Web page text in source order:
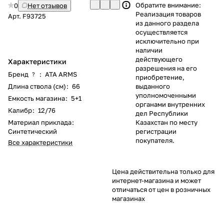
0
Нет отзывов
Арт. F93725
Характеристики
Бренд ? : ATA ARMS
Длина ствола (см): 66
Емкость магазина: 5+1
Калибр: 12/76
Материал приклада:
Синтетический
Все характеристики
Обратите внимание:
Реализация товаров
из данного раздела
осуществляется
исключительно при
наличии
действующего
разрешения на его
приобретение,
выданного
уполномоченными
органами внутренних
дел Республики
Казахстан по месту
регистрации
покупателя.
Цена действительна только для
интернет-магазина и может
отличаться от цен в розничных
магазинах